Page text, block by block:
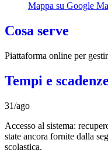
Mappa su Google
Cosa serve
Piattaforma online per
Tempi e scadenze
31/ago
Accesso al sistema:
state ancora fornite dalla
scolastica.